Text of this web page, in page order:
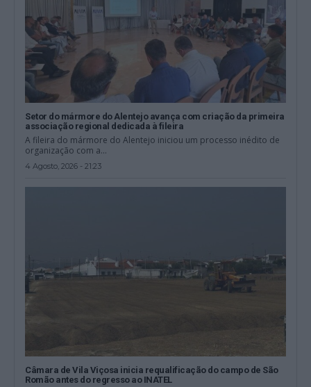
Setor do mármore do Alentejo avança com criação da primeira
associação regional dedicada à fileira
A fileira do mármore do Alentejo iniciou um processo inédito de
organização com a...
4 Agosto, 2026 - 21:23
Câmara de Vila Viçosa inicia requalificação do campo de São
Romão antes do regresso ao INATEL